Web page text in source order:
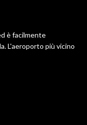
è facilmente
L'aeroporto più vicino